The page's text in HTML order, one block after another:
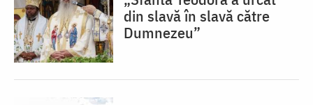
din slavă în slavă către
Dumnezeu”